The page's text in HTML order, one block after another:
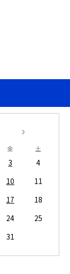
金 土
3
4
10
11
17
18
24
25
31